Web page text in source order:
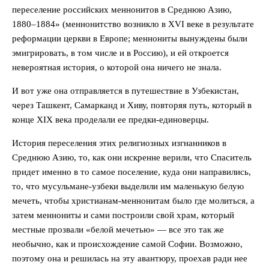
переселение российских меннонитов в Среднюю Азию,
1880–1884» (меннонитство возникло в XVI веке в результате
реформации церкви в Европе; меннониты вынуждены были
эмигрировать, в том числе и в Россию), и ей откроется
невероятная история, о которой она ничего не знала.
И вот уже она отправляется в путешествие в Узбекистан,
через Ташкент, Самарканд и Хиву, повторяя путь, который в
конце XIX века проделали ее предки-единоверцы.
История переселения этих религиозных изгнанников в
Среднюю Азию, то, как они искренне верили, что Спаситель
придет именно в то самое поселение, куда они направились,
то, что мусульмане-узбеки выделили им маленькую белую
мечеть, чтобы христианам-меннонитам было где молиться, а
затем меннониты и сами построили свой храм, который
местные прозвали «белой мечетью» — все это так же
необычно, как и происхождение самой Софии. Возможно,
поэтому она и решилась на эту авантюру, проехав ради нее